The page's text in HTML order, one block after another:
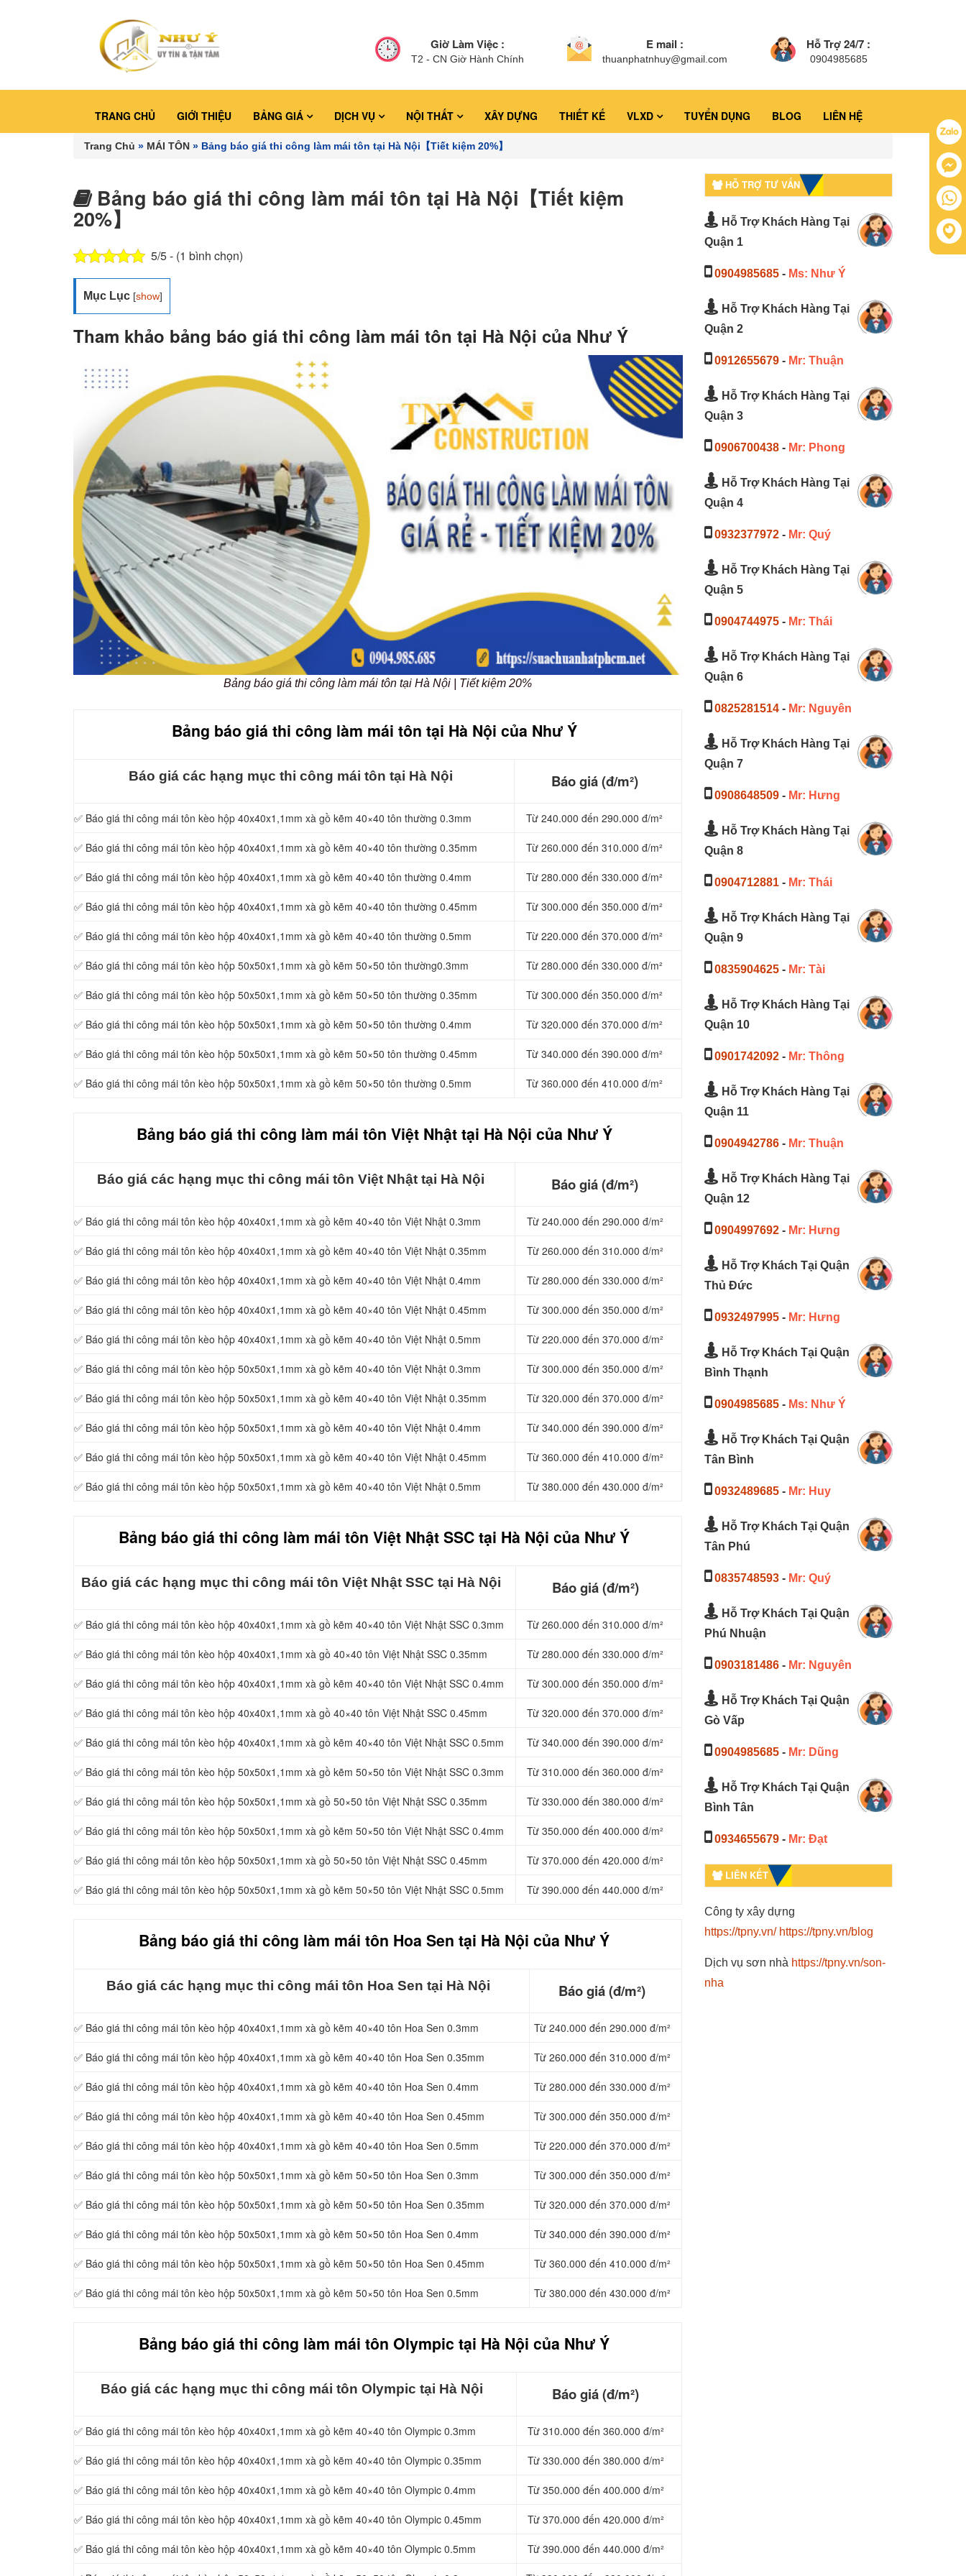
Giờ Làm Việc :
T2 - CN Giờ Hành Chính
E mail :
thuanphatnhuy@gmail.com
Hỗ Trợ 24/7 :
0904985685
TRANG CHỦ GIỚI THIỆU BẢNG GIÁ DỊCH VỤ NỘI THẤT XÂY DỰNG THIẾT KẾ VLXD TUYỂN DỤNG BLOG LIÊN HỆ
Trang Chủ » MÁI TÔN » Bảng báo giá thi công làm mái tôn tại Hà Nội【Tiết kiệm 20%】
Bảng báo giá thi công làm mái tôn tại Hà Nội【Tiết kiệm
20%】
5/5 - (1 bình chọn)
Mục Lục [show]
Tham khảo bảng báo giá thi công làm mái tôn tại Hà Nội của Như Ý
Bảng báo giá thi công làm mái tôn tại Hà Nội | Tiết kiệm 20%
Bảng báo giá thi công làm mái tôn tại Hà Nội của Như Ý
Báo giá các hạng mục thi công mái tôn tại Hà Nội Báo giá (đ/m²)
✅ Báo giá thi công mái tôn kèo hộp 40x40x1,1mm xà gồ kẽm 40×40 tôn thường 0.3mm Từ 240.000 đến 290.000 đ/m²
✅ Báo giá thi công mái tôn kèo hộp 40x40x1,1mm xà gồ kẽm 40×40 tôn thường 0.35mm Từ 260.000 đến 310.000 đ/m²
✅ Báo giá thi công mái tôn kèo hộp 40x40x1,1mm xà gồ kẽm 40×40 tôn thường 0.4mm Từ 280.000 đến 330.000 đ/m²
✅ Báo giá thi công mái tôn kèo hộp 40x40x1,1mm xà gồ kẽm 40×40 tôn thường 0.45mm Từ 300.000 đến 350.000 đ/m²
✅ Báo giá thi công mái tôn kèo hộp 40x40x1,1mm xà gồ kẽm 40×40 tôn thường 0.5mm Từ 220.000 đến 370.000 đ/m²
✅ Báo giá thi công mái tôn kèo hộp 50x50x1,1mm xà gồ kẽm 50×50 tôn thường0.3mm Từ 280.000 đến 330.000 đ/m²
✅ Báo giá thi công mái tôn kèo hộp 50x50x1,1mm xà gồ kẽm 50×50 tôn thường 0.35mm Từ 300.000 đến 350.000 đ/m²
✅ Báo giá thi công mái tôn kèo hộp 50x50x1,1mm xà gồ kẽm 50×50 tôn thường 0.4mm Từ 320.000 đến 370.000 đ/m²
✅ Báo giá thi công mái tôn kèo hộp 50x50x1,1mm xà gồ kẽm 50×50 tôn thường 0.45mm Từ 340.000 đến 390.000 đ/m²
✅ Báo giá thi công mái tôn kèo hộp 50x50x1,1mm xà gồ kẽm 50×50 tôn thường 0.5mm Từ 360.000 đến 410.000 đ/m²
Bảng báo giá thi công làm mái tôn Việt Nhật tại Hà Nội của Như Ý
Báo giá các hạng mục thi công mái tôn Việt Nhật tại Hà Nội Báo giá (đ/m²)
✅ Báo giá thi công mái tôn kèo hộp 40x40x1,1mm xà gồ kẽm 40×40 tôn Việt Nhật 0.3mm Từ 240.000 đến 290.000 đ/m²
✅ Báo giá thi công mái tôn kèo hộp 40x40x1,1mm xà gồ kẽm 40×40 tôn Việt Nhật 0.35mm Từ 260.000 đến 310.000 đ/m²
✅ Báo giá thi công mái tôn kèo hộp 40x40x1,1mm xà gồ kẽm 40×40 tôn Việt Nhật 0.4mm Từ 280.000 đến 330.000 đ/m²
✅ Báo giá thi công mái tôn kèo hộp 40x40x1,1mm xà gồ kẽm 40×40 tôn Việt Nhật 0.45mm Từ 300.000 đến 350.000 đ/m²
✅ Báo giá thi công mái tôn kèo hộp 40x40x1,1mm xà gồ kẽm 40×40 tôn Việt Nhật 0.5mm Từ 220.000 đến 370.000 đ/m²
✅ Báo giá thi công mái tôn kèo hộp 50x50x1,1mm xà gồ kẽm 40×40 tôn Việt Nhật 0.3mm Từ 300.000 đến 350.000 đ/m²
✅ Báo giá thi công mái tôn kèo hộp 50x50x1,1mm xà gồ kẽm 40×40 tôn Việt Nhật 0.35mm Từ 320.000 đến 370.000 đ/m²
✅ Báo giá thi công mái tôn kèo hộp 50x50x1,1mm xà gồ kẽm 40×40 tôn Việt Nhật 0.4mm Từ 340.000 đến 390.000 đ/m²
✅ Báo giá thi công mái tôn kèo hộp 50x50x1,1mm xà gồ kẽm 40×40 tôn Việt Nhật 0.45mm Từ 360.000 đến 410.000 đ/m²
✅ Báo giá thi công mái tôn kèo hộp 50x50x1,1mm xà gồ kẽm 40×40 tôn Việt Nhật 0.5mm Từ 380.000 đến 430.000 đ/m²
Bảng báo giá thi công làm mái tôn Việt Nhật SSC tại Hà Nội của Như Ý
Báo giá các hạng mục thi công mái tôn Việt Nhật SSC tại Hà Nội Báo giá (đ/m²)
✅ Báo giá thi công mái tôn kèo hộp 40x40x1,1mm xà gồ kẽm 40×40 tôn Việt Nhật SSC 0.3mm Từ 260.000 đến 310.000 đ/m²
✅ Báo giá thi công mái tôn kèo hộp 40x40x1,1mm xà gồ 40×40 tôn Việt Nhật SSC 0.35mm Từ 280.000 đến 330.000 đ/m²
✅ Báo giá thi công mái tôn kèo hộp 40x40x1,1mm xà gồ kẽm 40×40 tôn Việt Nhật SSC 0.4mm Từ 300.000 đến 350.000 đ/m²
✅ Báo giá thi công mái tôn kèo hộp 40x40x1,1mm xà gồ 40×40 tôn Việt Nhật SSC 0.45mm Từ 320.000 đến 370.000 đ/m²
✅ Báo giá thi công mái tôn kèo hộp 40x40x1,1mm xà gồ kẽm 40×40 tôn Việt Nhật SSC 0.5mm Từ 340.000 đến 390.000 đ/m²
✅ Báo giá thi công mái tôn kèo hộp 50x50x1,1mm xà gồ kẽm 50×50 tôn Việt Nhật SSC 0.3mm Từ 310.000 đến 360.000 đ/m²
✅ Báo giá thi công mái tôn kèo hộp 50x50x1,1mm xà gồ 50×50 tôn Việt Nhật SSC 0.35mm Từ 330.000 đến 380.000 đ/m²
✅ Báo giá thi công mái tôn kèo hộp 50x50x1,1mm xà gồ kẽm 50×50 tôn Việt Nhật SSC 0.4mm Từ 350.000 đến 400.000 đ/m²
✅ Báo giá thi công mái tôn kèo hộp 50x50x1,1mm xà gồ 50×50 tôn Việt Nhật SSC 0.45mm Từ 370.000 đến 420.000 đ/m²
✅ Báo giá thi công mái tôn kèo hộp 50x50x1,1mm xà gồ kẽm 50×50 tôn Việt Nhật SSC 0.5mm Từ 390.000 đến 440.000 đ/m²
Bảng báo giá thi công làm mái tôn Hoa Sen tại Hà Nội của Như Ý
Báo giá các hạng mục thi công mái tôn Hoa Sen tại Hà Nội Báo giá (đ/m²)
✅ Báo giá thi công mái tôn kèo hộp 40x40x1,1mm xà gồ kẽm 40×40 tôn Hoa Sen 0.3mm Từ 240.000 đến 290.000 đ/m²
✅ Báo giá thi công mái tôn kèo hộp 40x40x1,1mm xà gồ kẽm 40×40 tôn Hoa Sen 0.35mm Từ 260.000 đến 310.000 đ/m²
✅ Báo giá thi công mái tôn kèo hộp 40x40x1,1mm xà gồ kẽm 40×40 tôn Hoa Sen 0.4mm Từ 280.000 đến 330.000 đ/m²
✅ Báo giá thi công mái tôn kèo hộp 40x40x1,1mm xà gồ kẽm 40×40 tôn Hoa Sen 0.45mm Từ 300.000 đến 350.000 đ/m²
✅ Báo giá thi công mái tôn kèo hộp 40x40x1,1mm xà gồ kẽm 40×40 tôn Hoa Sen 0.5mm Từ 220.000 đến 370.000 đ/m²
✅ Báo giá thi công mái tôn kèo hộp 50x50x1,1mm xà gồ kẽm 50×50 tôn Hoa Sen 0.3mm Từ 300.000 đến 350.000 đ/m²
✅ Báo giá thi công mái tôn kèo hộp 50x50x1,1mm xà gồ kẽm 50×50 tôn Hoa Sen 0.35mm Từ 320.000 đến 370.000 đ/m²
✅ Báo giá thi công mái tôn kèo hộp 50x50x1,1mm xà gồ kẽm 50×50 tôn Hoa Sen 0.4mm Từ 340.000 đến 390.000 đ/m²
✅ Báo giá thi công mái tôn kèo hộp 50x50x1,1mm xà gồ kẽm 50×50 tôn Hoa Sen 0.45mm Từ 360.000 đến 410.000 đ/m²
✅ Báo giá thi công mái tôn kèo hộp 50x50x1,1mm xà gồ kẽm 50×50 tôn Hoa Sen 0.5mm Từ 380.000 đến 430.000 đ/m²
Bảng báo giá thi công làm mái tôn Olympic tại Hà Nội của Như Ý
Báo giá các hạng mục thi công mái tôn Olympic tại Hà Nội Báo giá (đ/m²)
✅ Báo giá thi công mái tôn kèo hộp 40x40x1,1mm xà gồ kẽm 40×40 tôn Olympic 0.3mm Từ 310.000 đến 360.000 đ/m²
✅ Báo giá thi công mái tôn kèo hộp 40x40x1,1mm xà gồ kẽm 40×40 tôn Olympic 0.35mm Từ 330.000 đến 380.000 đ/m²
✅ Báo giá thi công mái tôn kèo hộp 40x40x1,1mm xà gồ kẽm 40×40 tôn Olympic 0.4mm Từ 350.000 đến 400.000 đ/m²
✅ Báo giá thi công mái tôn kèo hộp 40x40x1,1mm xà gồ kẽm 40×40 tôn Olympic 0.45mm Từ 370.000 đến 420.000 đ/m²
✅ Báo giá thi công mái tôn kèo hộp 40x40x1,1mm xà gồ kẽm 40×40 tôn Olympic 0.5mm Từ 390.000 đến 440.000 đ/m²
HỖ TRỢ TƯ VẤN
Hỗ Trợ Khách Hàng Tại
Quận 1
0904985685- Ms: Như Ý
Hỗ Trợ Khách Hàng Tại
Quận 2
0912655679- Mr: Thuận
Hỗ Trợ Khách Hàng Tại
Quận 3
0906700438- Mr: Phong
Hỗ Trợ Khách Hàng Tại
Quận 4
0932377972- Mr: Quý
Hỗ Trợ Khách Hàng Tại
Quận 5
0904744975- Mr: Thái
Hỗ Trợ Khách Hàng Tại
Quận 6
0825281514- Mr: Nguyên
Hỗ Trợ Khách Hàng Tại
Quận 7
0908648509- Mr: Hưng
Hỗ Trợ Khách Hàng Tại
Quận 8
0904712881- Mr: Thái
Hỗ Trợ Khách Hàng Tại
Quận 9
0835904625- Mr: Tài
Hỗ Trợ Khách Hàng Tại
Quận 10
0901742092- Mr: Thông
Hỗ Trợ Khách Hàng Tại
Quận 11
0904942786- Mr: Thuận
Hỗ Trợ Khách Hàng Tại
Quận 12
0904997692- Mr: Hưng
Hỗ Trợ Khách Tại Quận
Thủ Đức
0932497995- Mr: Hưng
Hỗ Trợ Khách Tại Quận
Bình Thạnh
0904985685- Ms: Như Ý
Hỗ Trợ Khách Tại Quận
Tân Bình
0932489685- Mr: Huy
Hỗ Trợ Khách Tại Quận
Tân Phú
0835748593- Mr: Quý
Hỗ Trợ Khách Tại Quận
Phú Nhuận
0903181486- Mr: Nguyên
Hỗ Trợ Khách Tại Quận
Gò Vấp
0904985685- Mr: Dũng
Hỗ Trợ Khách Tại Quận
Bình Tân
0934655679- Mr: Đạt
LIÊN KẾT
Công ty xây dựng
https://tpny.vn/ https://tpny.vn/blog
Dịch vụ sơn nhà https://tpny.vn/son-
nha